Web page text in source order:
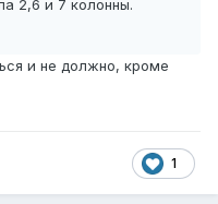
2,6 и 7 колонны.
и не должно, кроме
1